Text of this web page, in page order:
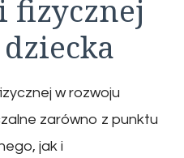
fizycznej
w rozwoju
zarówno z punktu
jak i